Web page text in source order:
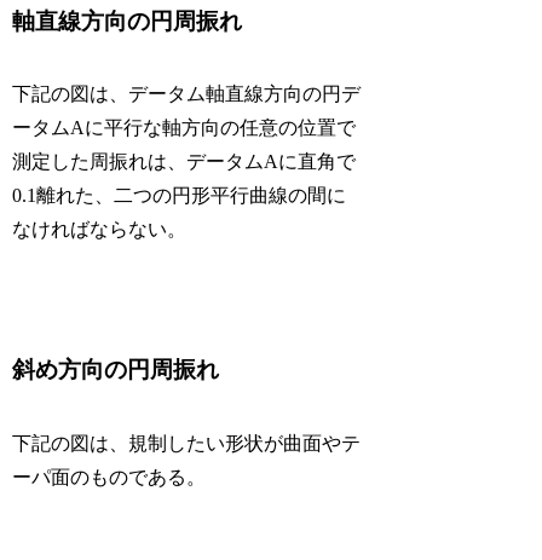
軸直線方向の円周振れ
下記の図は、データム軸直線方向の円デ
ータムAに平行な軸方向の任意の位置で
測定した周振れは、データムAに直角で
0.1離れた、二つの円形平行曲線の間に
なければならない。
斜め方向の円周振れ
下記の図は、規制したい形状が曲面やテ
ーパ面のものである。